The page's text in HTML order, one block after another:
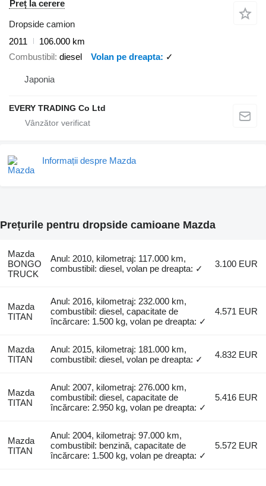
Preț la cerere
Dropside camion
2011
106.000 km
Combustibil diesel Volan pe dreapta ✓
Japonia
EVERY TRADING Co Ltd
Informații despre Mazda
Prețurile pentru dropside camioane Mazda
Mazda
BONGO
TRUCK
Anul: 2010, kilometraj: 117.000 km,
combustibil: diesel, volan pe dreapta: ✓
3.100 EUR
Mazda
TITAN
Anul: 2016, kilometraj: 232.000 km,
combustibil: diesel, capacitate de
încărcare: 1.500 kg, volan pe dreapta: ✓
4.571 EUR
Mazda
TITAN
Anul: 2015, kilometraj: 181.000 km,
combustibil: diesel, volan pe dreapta: ✓
4.832 EUR
Mazda
TITAN
Anul: 2007, kilometraj: 276.000 km,
combustibil: diesel, capacitate de
încărcare: 2.950 kg, volan pe dreapta: ✓
5.416 EUR
Mazda
TITAN
Anul: 2004, kilometraj: 97.000 km,
combustibil: benzină, capacitate de
încărcare: 1.500 kg, volan pe dreapta: ✓
5.572 EUR